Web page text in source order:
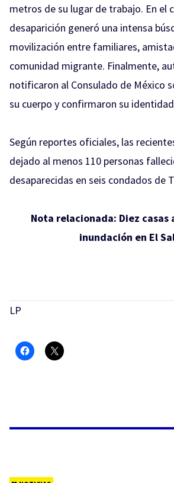
metros de su lugar de trabajo. En el
desaparición generó una intensa
movilización entre familiares,
comunidad migrante. Finalmente,
notificaron al Consulado de México
su cuerpo y confirmaron su
Según reportes oficiales, las
dejado al menos 110 personas
desaparecidas en seis condados de
Nota relacionada: Diez
inundación en El
LP